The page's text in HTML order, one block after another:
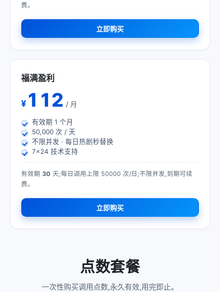
费。
立即购买
福满盈利
¥ 112 / 月
有效期 1 个月
50,000 次 / 天
不限并发 · 每日热剧秒替换
7×24 技术支持
有效期 30 天;每日调用上限 50000 次/日;不限并发,到期可续
费。
立即购买
点数套餐
一次性购买调用点数,永久有效,用完即止。